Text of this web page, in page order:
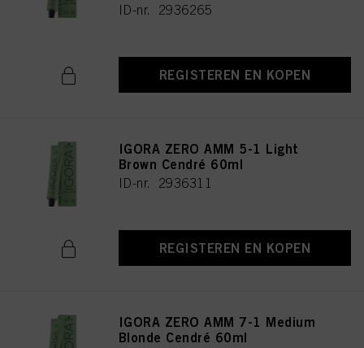
ID-nr. 2936265
REGISTEREN EN KOPEN
IGORA ZERO AMM 5-1 Light
Brown Cendré 60ml
ID-nr. 2936311
REGISTEREN EN KOPEN
IGORA ZERO AMM 7-1 Medium
Blonde Cendré 60ml